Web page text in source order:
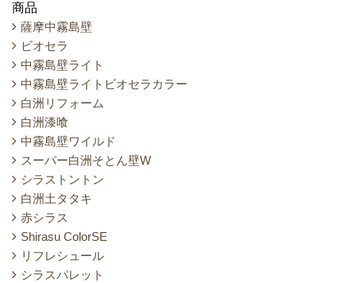
商品
薩摩中霧島壁
ビオセラ
中霧島壁ライト
中霧島壁ライトビオセラカラー
白洲リフォーム
白洲漆喰
中霧島壁ワイルド
スーパー白洲そとん壁W
シラストントン
白洲土タタキ
赤シラス
Shirasu ColorSE
リフレシュール
シラスパレット